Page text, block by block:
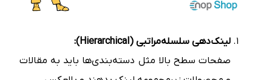
لینک‌دهی سلسله‌مراتبی (Hierarchical):
صفحات سطح بالا مثل دسته‌بندی‌ها باید به مقالات